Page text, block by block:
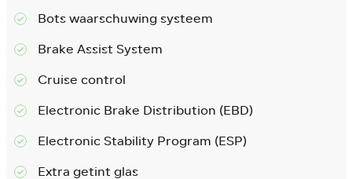
Bots waarschuwing systeem
Brake Assist System
Cruise control
Electronic Brake Distribution (EBD)
Electronic Stability Program (ESP)
Extra getint glas